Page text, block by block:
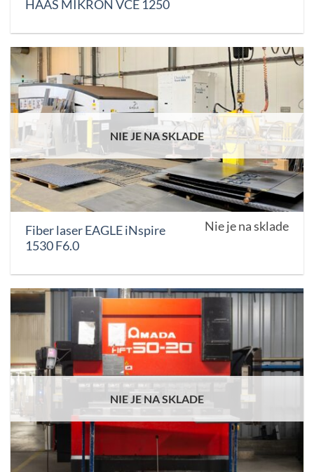
HAAS MIKRON VCE 1250
NIE JE NA SKLADE
Fiber laser EAGLE iNspire
1530 F6.0
Nie je na sklade
NIE JE NA SKLADE